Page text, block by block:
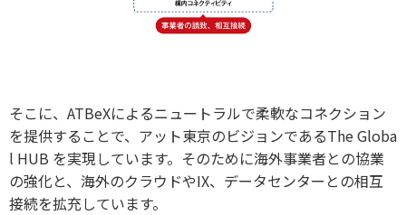
そこに、ATBeXによるニュートラルで柔軟なコネクション
を提供することで、アット東京のビジョンであるThe Globa
l HUB を実現しています。そのために海外事業者との協業
の強化と、海外のクラウドやIX、データセンターとの相互
接続を拡充しています。